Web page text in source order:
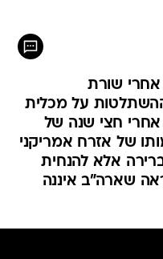
שורת
על מכלית
חצי שנה של
של אזרח אמריקני
אלא להנחית
שארה"ב איננה